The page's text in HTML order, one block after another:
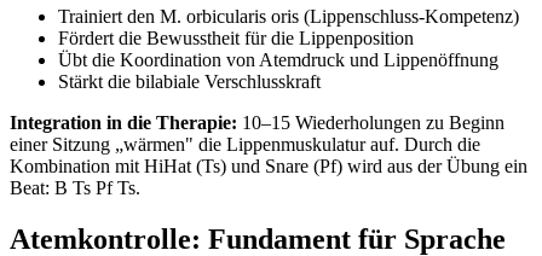
Trainiert den M. orbicularis oris (Lippenschluss-Kompetenz)
Fördert die Bewusstheit für die Lippenposition
Übt die Koordination von Atemdruck und Lippenöffnung
Stärkt die bilabiale Verschlusskraft
Integration in die Therapie: 10–15 Wiederholungen zu Beginn
einer Sitzung „wärmen" die Lippenmuskulatur auf. Durch die
Kombination mit HiHat (Ts) und Snare (Pf) wird aus der Übung ein
Beat: B Ts Pf Ts.
Atemkontrolle: Fundament für Sprache